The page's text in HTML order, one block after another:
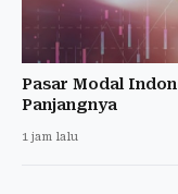
Pasar Modal
Panjangnya
1 jam lalu